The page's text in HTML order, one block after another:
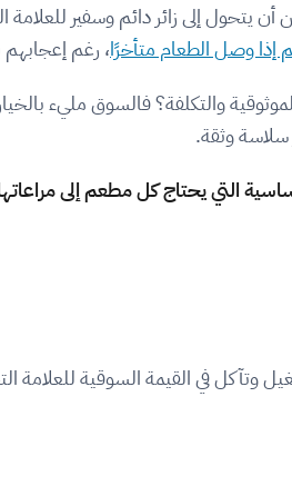
، رغم
والتكلفة؟ فالسوق مليء
وثقة.
التي يحتاج كل مطعم إلى
وتآكل في القيمة السوقية للعلامة